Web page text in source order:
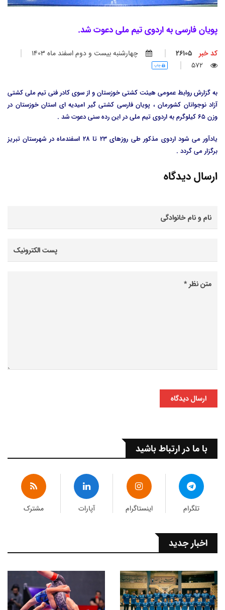
پویان فارسی به اردوی تیم ملی دعوت شد.
کد خبر
چهارشنبه بيست و دوم اسفند ماه 1403
572
چاپ
به گزارش روابط عمومی هیئت کشتی خوزستان و از سوی کادر فنی تیم ملی کشتی
آزاد نوجوانان کشورمان ، پویان فارسی کشتی گیر امیدیه ای استان خوزستان در
وزن 65 کیلوگرم به اردوی تیم ملی در این رده سنی دعوت شد .
یادآور می شود اردوی مذکور طی روزهای 23 تا 28 اسفندماه در شهرستان تبریز
برگزار می گردد .
ارسال دیدگاه
ارسال دیدگاه
با ما در ارتباط باشید
تلگرام اینستاگرام آپارات مشترک
اخبار جدید